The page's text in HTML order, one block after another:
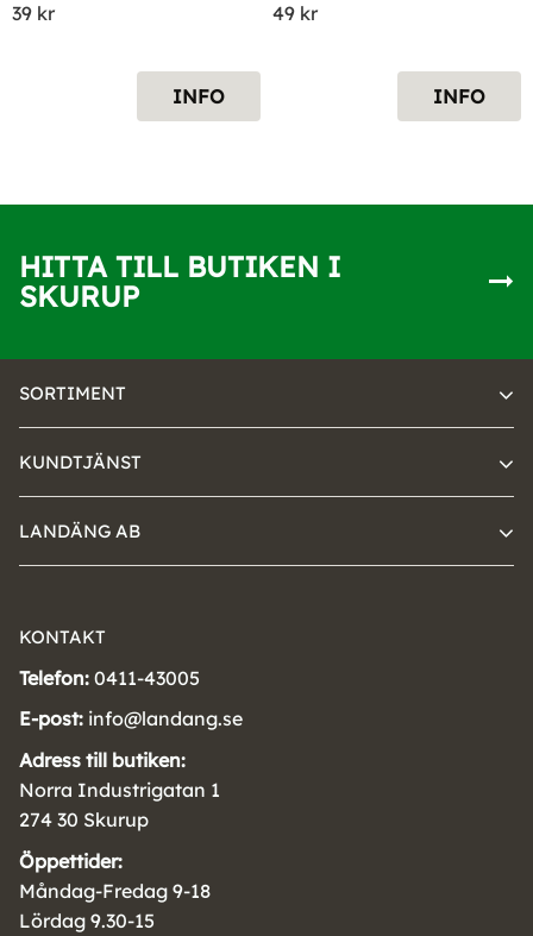
39 kr
INFO
49 kr
INFO
HITTA TILL BUTIKEN I
SKURUP
SORTIMENT
KUNDTJÄNST
LANDÄNG AB
KONTAKT
Telefon: 0411-43005
E-post: info@landang.se
Adress till butiken:
Norra Industrigatan 1
274 30 Skurup
Öppettider:
Måndag-Fredag 9-18
Lördag 9.30-15